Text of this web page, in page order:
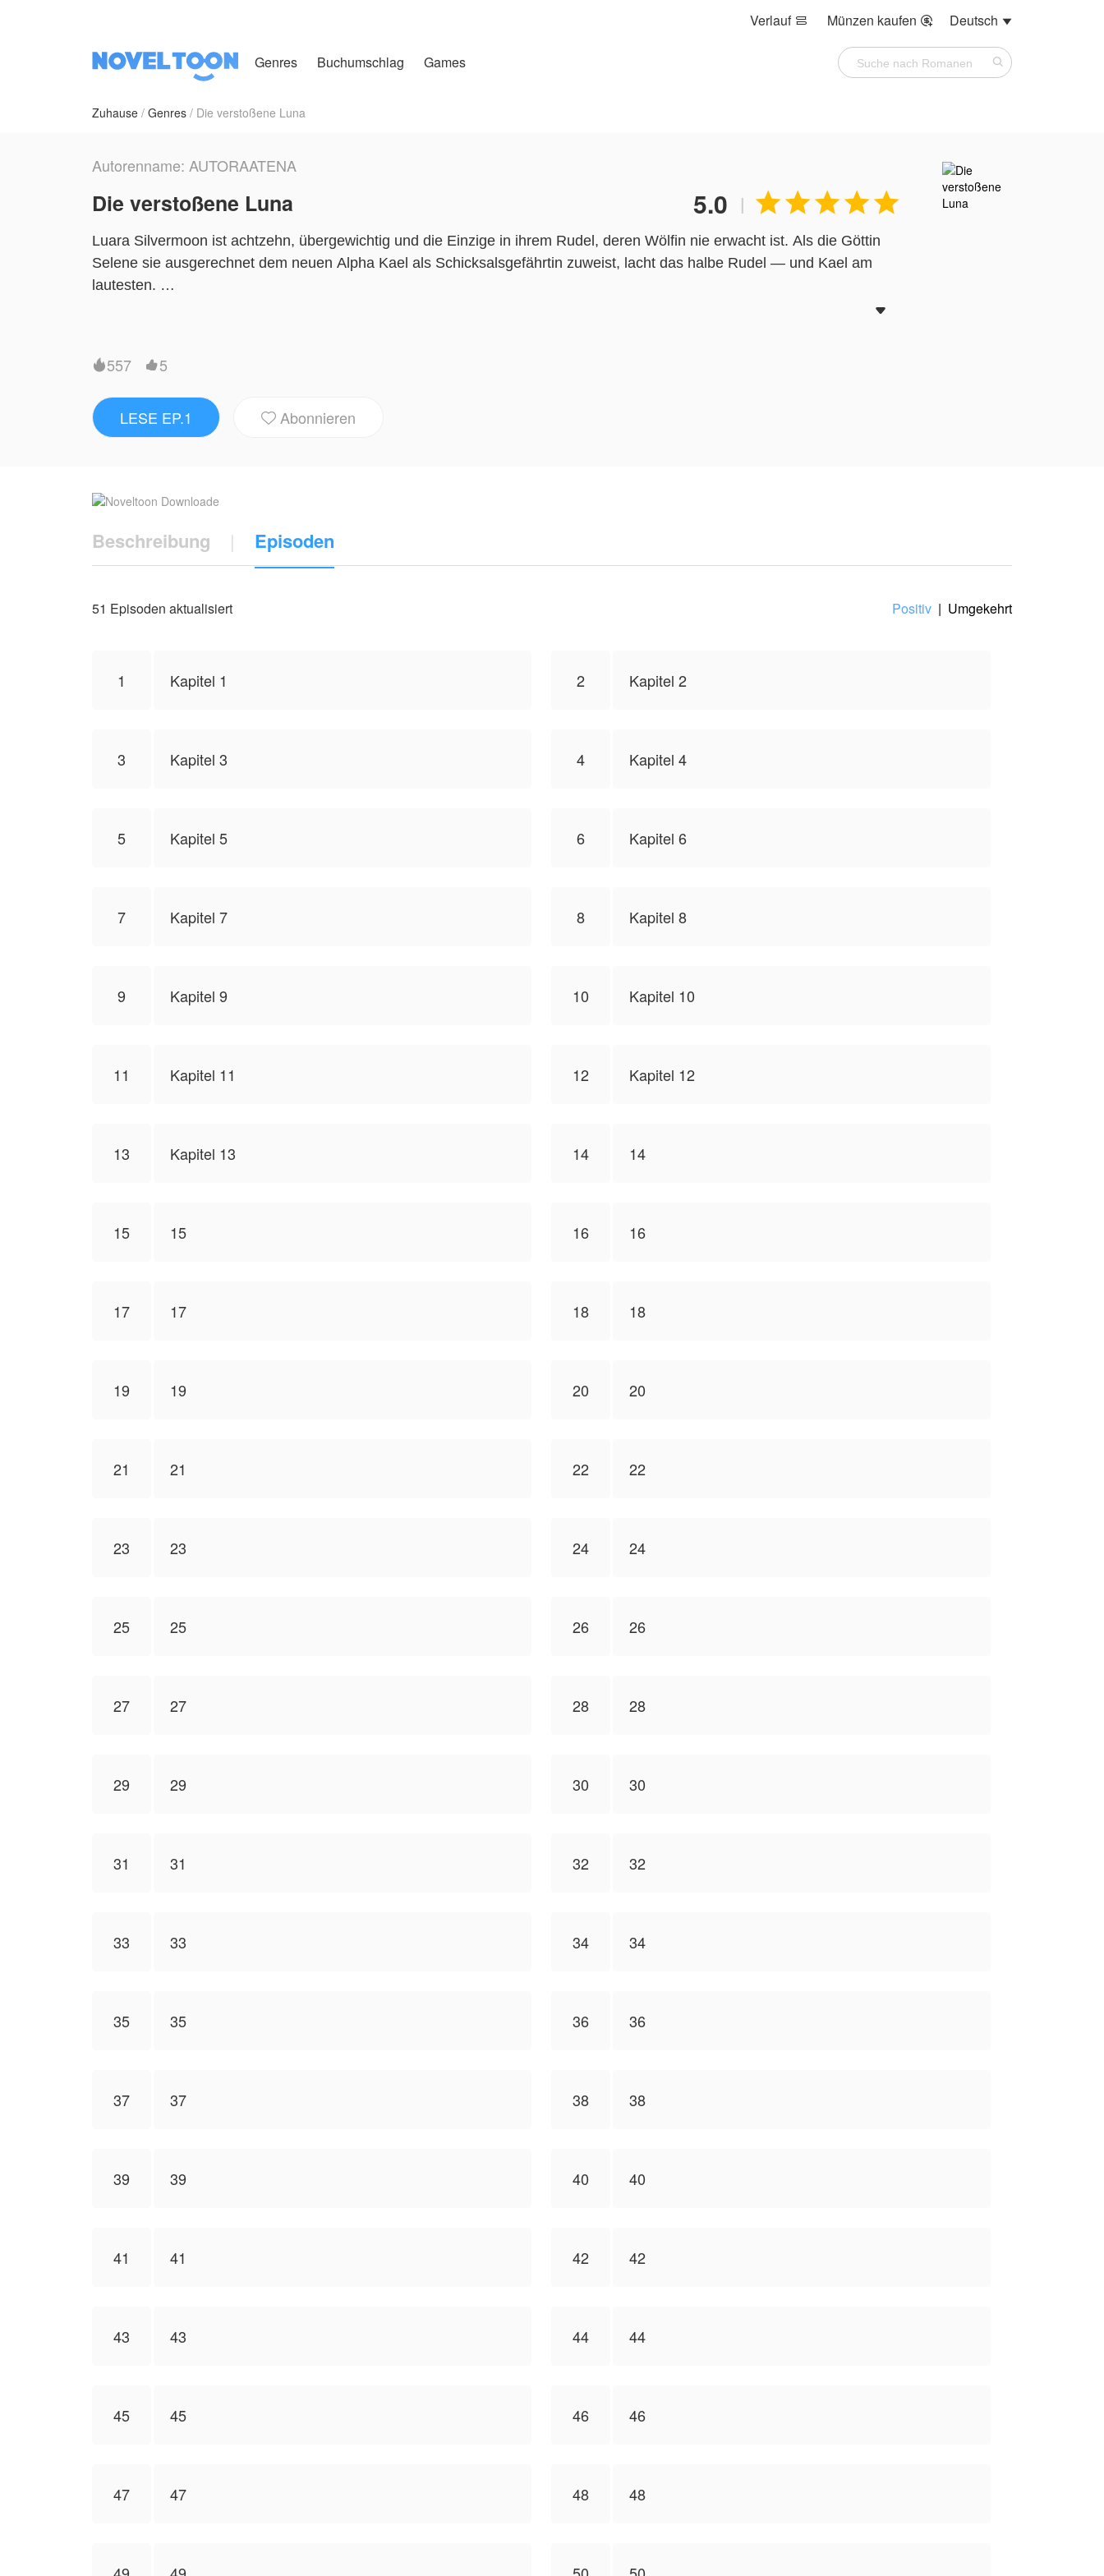
Verlauf  Münzen kaufen  Deutsch 
Genres Buchumschlag Games
Zuhause Genres Die verstoßene Luna
Autorenname: AUTORAATENA
Die verstoßene Luna 5.0 | 
Luara Silvermoon ist achtzehn, übergewichtig und die Einzige in ihrem Rudel, deren Wölfin nie erwacht ist. Als die Göttin
Selene sie ausgerechnet dem neuen Alpha Kael als Schicksalsgefährtin zuweist, lacht das halbe Rudel — und Kael am
lautesten.
mächtiger als jeder Alpha.
Als Luara die Augen wieder öffnet, ist nichts mehr, wie es war. Kael hat seinen Respekt verloren. Ihre Schwester Lisa hat
seinen Thron gestohlen. Und ein Fremder ist im Rudel eingetroffen — Edwards Black Dragma, der Oberste Alpha.
Standpunkt des Autors wider und repräsentiert nicht die Position von NovelToon.

557 5
LESE EP.1  Abonnieren
Beschreibung | Episoden
51 Episoden aktualisiert Positiv | Umgekehrt
1 Kapitel 1 2 Kapitel 2
3 Kapitel 3 4 Kapitel 4
5 Kapitel 5 6 Kapitel 6
7 Kapitel 7 8 Kapitel 8
9 Kapitel 9 10 Kapitel 10
11 Kapitel 11 12 Kapitel 12
13 Kapitel 13 14 14
15 15 16 16
17 17 18 18
19 19 20 20
21 21 22 22
23 23 24 24
25 25 26 26
27 27 28 28
29 29 30 30
31 31 32 32
33 33 34 34
35 35 36 36
37 37 38 38
39 39 40 40
41 41 42 42
43 43 44 44
45 45 46 46
47 47 48 48